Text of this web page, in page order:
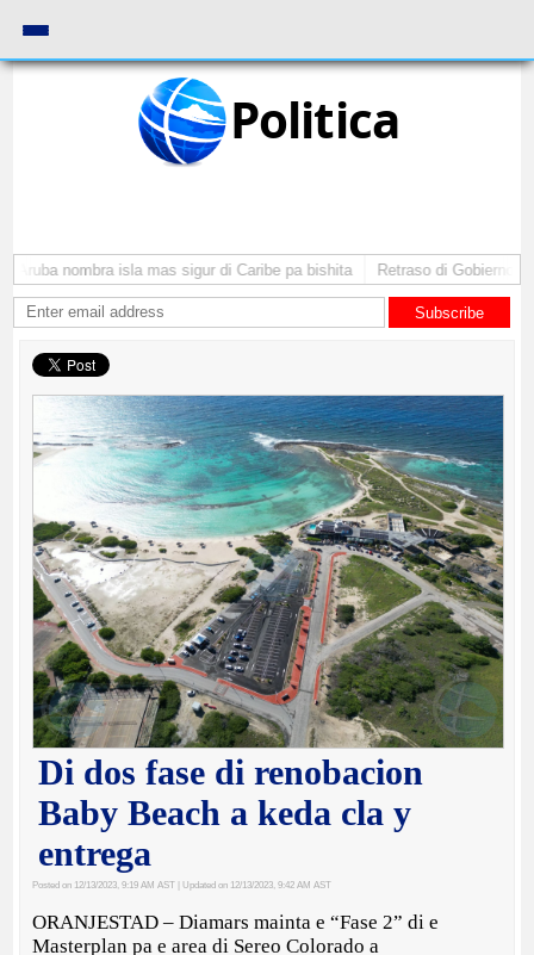
Politica
nombra isla mas sigur di Caribe pa bishita Retraso di Gobierno ta
Subscribe
Di dos fase di renobacion
Baby Beach a keda cla y
entrega
Posted on 12/13/2023, 9:19 AM AST | Updated on 12/13/2023, 9:42 AM AST
ORANJESTAD – Diamars mainta e “Fase 2” di e
Masterplan pa e area di Sereo Colorado a